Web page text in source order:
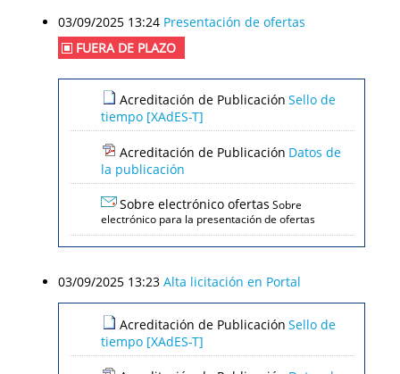
03/09/2025 13:24 Presentación de ofertas
FUERA DE PLAZO
Acreditación de Publicación Sello de
tiempo [XAdES-T]
Acreditación de Publicación Datos de
la publicación
Sobre electrónico ofertas Sobre
electrónico para la presentación de ofertas
03/09/2025 13:23 Alta licitación en Portal
Acreditación de Publicación Sello de
tiempo [XAdES-T]